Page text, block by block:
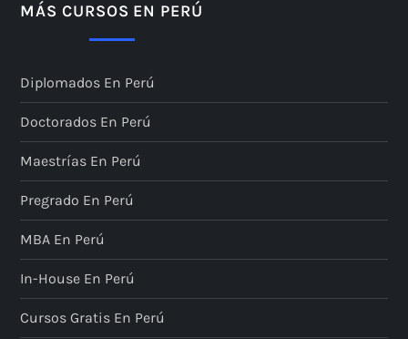
MÁS CURSOS EN PERÚ
Diplomados En Perú
Doctorados En Perú
Maestrías En Perú
Pregrado En Perú
MBA En Perú
In-House En Perú
Cursos Gratis En Perú